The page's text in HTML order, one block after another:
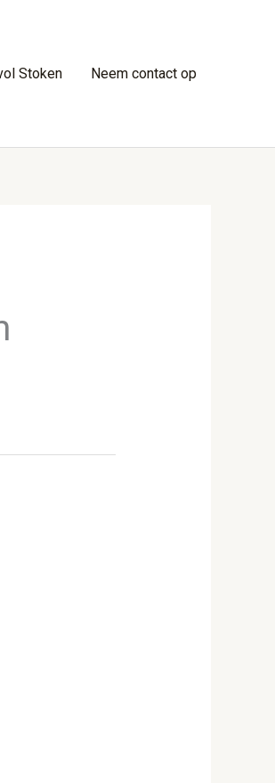
Stoken Neem contact op